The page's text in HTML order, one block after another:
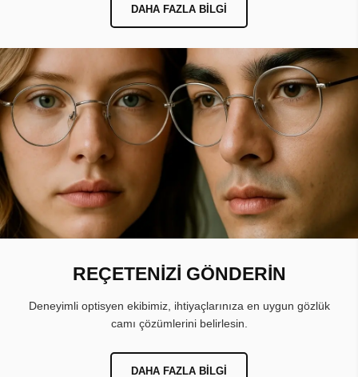
DAHA FAZLA BILGI
REÇETENİZİ GÖNDERİN
Deneyimli optisyen ekibimiz, ihtiyaçlarınıza en uygun gözlük
camı çözümlerini belirlesin.
DAHA FAZLA BILGI